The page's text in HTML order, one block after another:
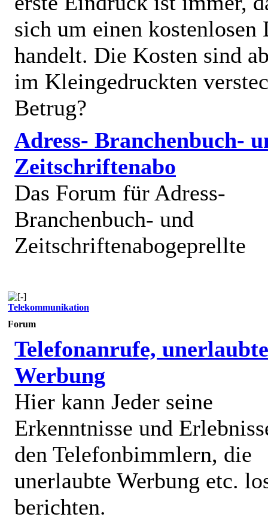
sich um einen kostenlosen
handelt. Die Kosten sind
im Kleingedruckten
Betrug?
Adress- Branchenbuch-
Zeitschriftenabo
Das Forum für Adress-
Branchenbuch- und
Zeitschriftenabogeprellte
Telekommunikation
Forum
Telefonanrufe, unerlaubte
Werbung
Hier kann Jeder seine
Erkenntnisse und
den Telefonbimmlern, die
unerlaubte Werbung etc.
berichten.